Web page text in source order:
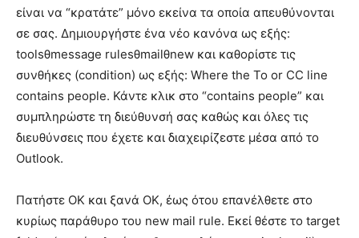
είναι να “κρατάτε” μόνο εκείνα τα οποία απευθύνονται
σε σας. Δημιουργήστε ένα νέο κανόνα ως εξής:
toolsθmessage rulesθmailθnew και καθορίστε τις
συνθήκες (condition) ως εξής: Where the To or CC line
contains people. Κάντε κλικ στο “contains people” και
συμπληρώστε τη διεύθυνσή σας καθώς και όλες τις
διευθύνσεις που έχετε και διαχειρίζεστε μέσα από το
Outlook.
Πατήστε ΟΚ και ξανά ΟΚ, έως ότου επανέλθετε στο
κυρίως παράθυρο του new mail rule. Εκεί θέστε το target